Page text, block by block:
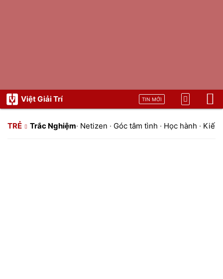
Việt Giải Trí TIN MỚI
TRẺ Trắc Nghiệm· Netizen · Góc tâm tình · Học hành · Kiến